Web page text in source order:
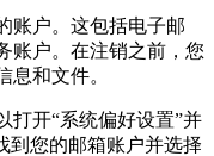
账户。这包括电子邮
账户。在注销之前，您
息和文件。
打开“系统偏好设置”并
到您的邮箱账户并选择